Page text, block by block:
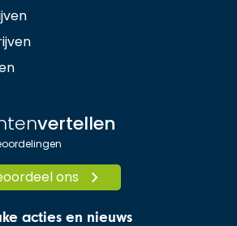
vertellen
ons
acties en nieuws